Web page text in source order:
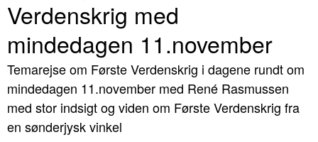
Verdenskrig med
mindedagen 11.november
Temarejse om Første Verdenskrig i dagene rundt om
mindedagen 11.november med René Rasmussen
med stor indsigt og viden om Første Verdenskrig fra
en sønderjysk vinkel